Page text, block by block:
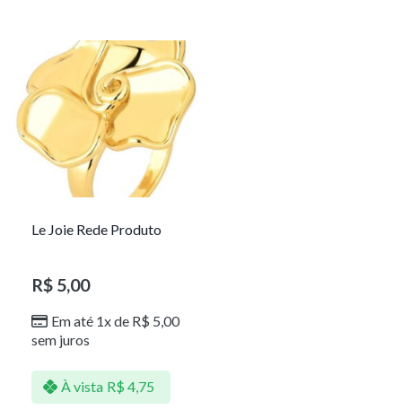
Le Joie Rede Produto
R$5,00
Em até 1x de R$ 5,00
sem juros
À vista R$ 4,75